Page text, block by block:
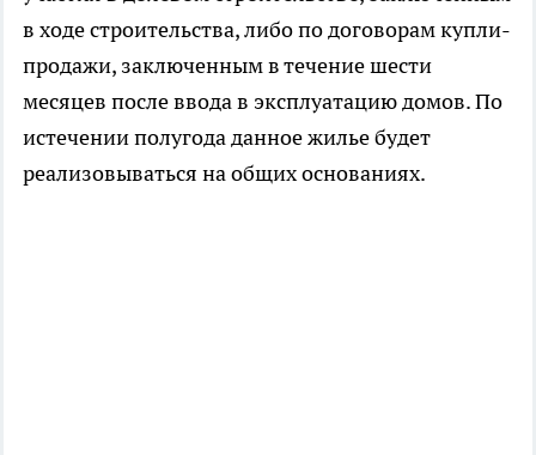
в ходе строительства, либо по договорам купли-
продажи, заключенным в течение шести
месяцев после ввода в эксплуатацию домов. По
истечении полугода данное жилье будет
реализовываться на общих основаниях.